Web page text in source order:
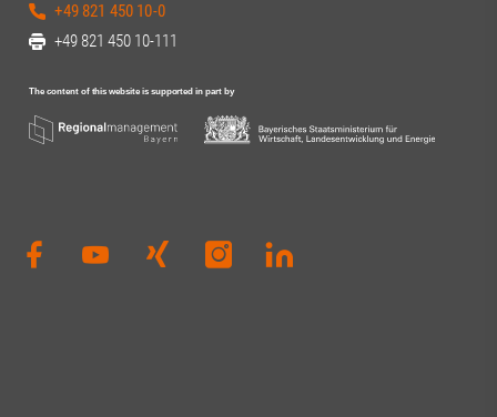
+49 821 450 10-0
+49 821 450 10-111